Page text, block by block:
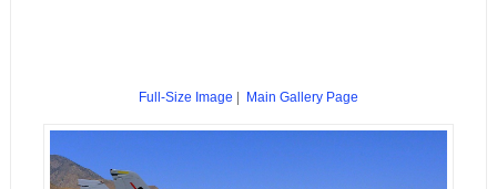
Full-Size Image Main Gallery Page